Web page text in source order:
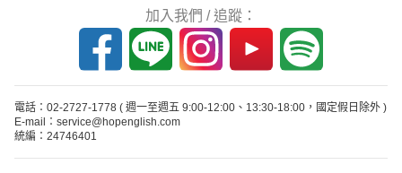
加入我們 / 追蹤：
電話：02-2727-1778 ( 週一至週五 9:00-12:00、13:30-18:00，國定假日除外 )
E-mail：service@hopenglish.com
統編：24746401